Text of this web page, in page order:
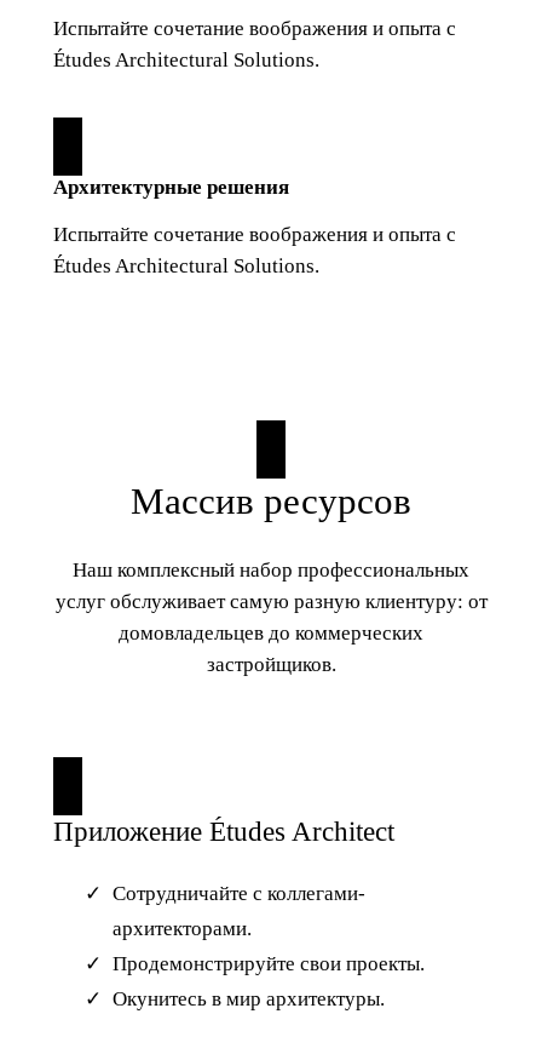
Испытайте сочетание воображения и опыта с
Études Architectural Solutions.
Архитектурные решения
Испытайте сочетание воображения и опыта с
Études Architectural Solutions.
Массив ресурсов
Наш комплексный набор профессиональных
услуг обслуживает самую разную клиентуру: от
домовладельцев до коммерческих
застройщиков.
Приложение Études Architect
Сотрудничайте с коллегами-
архитекторами.
Продемонстрируйте свои проекты.
Окунитесь в мир архитектуры.